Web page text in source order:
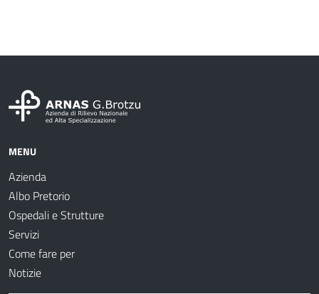
MENU
Azienda
Albo Pretorio
Ospedali e Strutture
Servizi
Come fare per
Notizie